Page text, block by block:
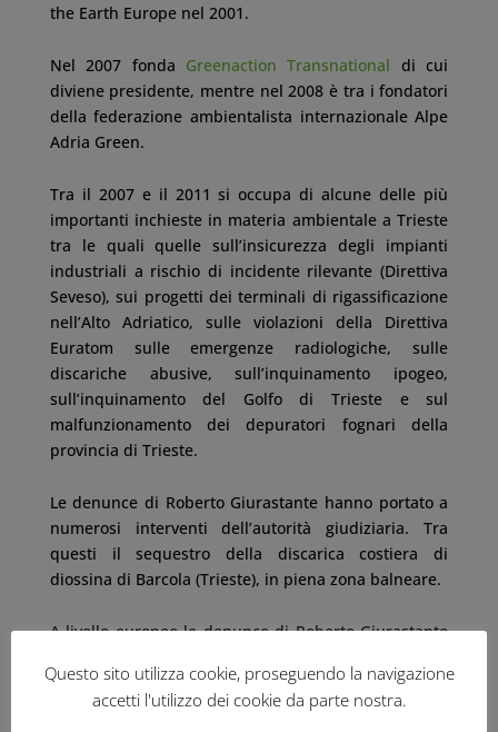
the Earth Europe nel 2001.
Nel 2007 fonda Greenaction Transnational di cui
diviene presidente, mentre nel 2008 è tra i fondatori
della federazione ambientalista internazionale Alpe
Adria Green.
Tra il 2007 e il 2011 si occupa di alcune delle più
importanti inchieste in materia ambientale a Trieste
tra le quali quelle sull’insicurezza degli impianti
industriali a rischio di incidente rilevante (Direttiva
Seveso), sui progetti dei terminali di rigassificazione
nell’Alto Adriatico, sulle violazioni della Direttiva
Euratom sulle emergenze radiologiche, sulle
discariche abusive, sull’inquinamento ipogeo,
sull’inquinamento del Golfo di Trieste e sul
malfunzionamento dei depuratori fognari della
provincia di Trieste.
Le denunce di Roberto Giurastante hanno portato a
numerosi interventi dell’autorità giudiziaria. Tra
questi il sequestro della discarica costiera di
diossina di Barcola (Trieste), in piena zona balneare.
A livello europeo le denunce di Roberto Giurastante
l’Italia per mancato rispetto delle normative
comunitarie sullo smaltimento dei rifiuti, per la
Questo sito utilizza cookie, proseguendo la navigazione
accetti l'utilizzo dei cookie da parte nostra.